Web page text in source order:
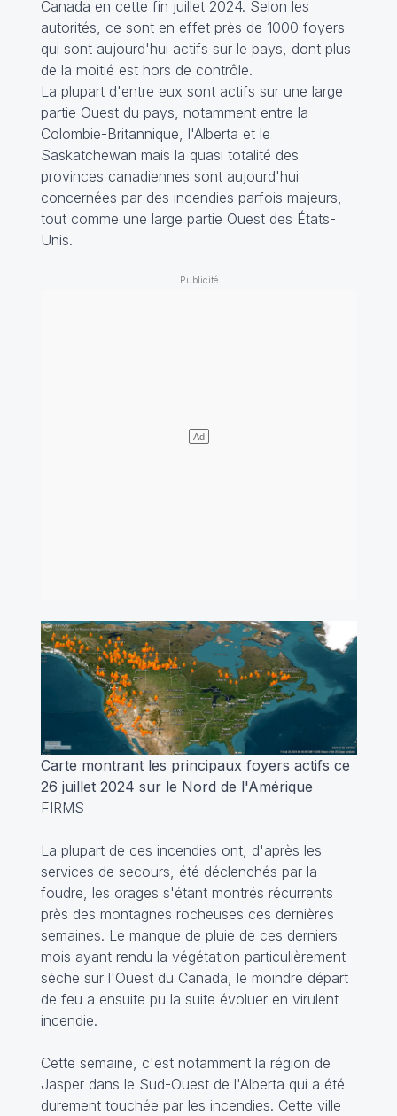
Canada en cette fin juillet 2024. Selon les
autorités, ce sont en effet près de 1000 foyers
qui sont aujourd'hui actifs sur le pays, dont plus
de la moitié est hors de contrôle.
La plupart d'entre eux sont actifs sur une large
partie Ouest du pays, notamment entre la
Colombie-Britannique, l'Alberta et le
Saskatchewan mais la quasi totalité des
provinces canadiennes sont aujourd'hui
concernées par des incendies parfois majeurs,
tout comme une large partie Ouest des États-
Unis.
Carte montrant les principaux foyers actifs ce
26 juillet 2024 sur le Nord de l'Amérique –
FIRMS
La plupart de ces incendies ont, d'après les
services de secours, été déclenchés par la
foudre, les orages s'étant montrés récurrents
près des montagnes rocheuses ces dernières
semaines. Le manque de pluie de ces derniers
mois ayant rendu la végétation particulièrement
sèche sur l'Ouest du Canada, le moindre départ
de feu a ensuite pu la suite évoluer en virulent
incendie.
Cette semaine, c'est notamment la région de
Jasper dans le Sud-Ouest de l'Alberta qui a été
durement touchée par les incendies. Cette ville